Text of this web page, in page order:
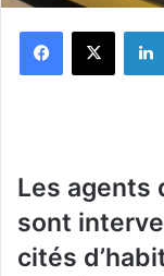
Les agents
sont
cités